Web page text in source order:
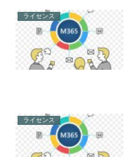
ライセンス
ライセンス